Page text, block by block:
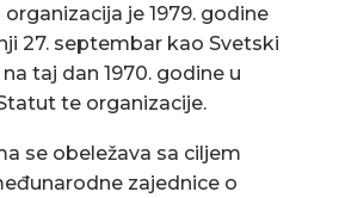
je 1979. godine
27. septembar kao Svetski
taj dan 1970. godine u
te organizacije.
se obeležava sa ciljem
zajednice o